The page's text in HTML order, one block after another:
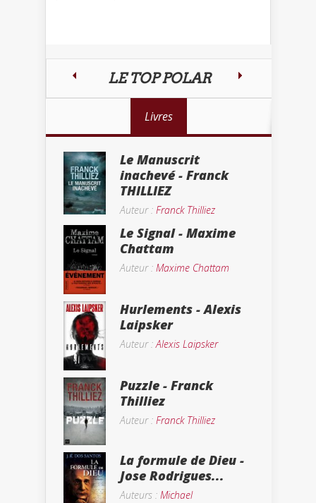
LE TOP POLAR
Livres
Le Manuscrit
inachevé - Franck
THILLIEZ
Auteur : Franck Thilliez
Le Signal - Maxime
Chattam
Auteur : Maxime Chattam
Hurlements - Alexis
Laipsker
Auteur :Alexis Laipsker
Puzzle - Franck
Thilliez
Auteur : Franck Thilliez
La formule de Dieu -
Jose Rodrigues...
Auteurs : Michael